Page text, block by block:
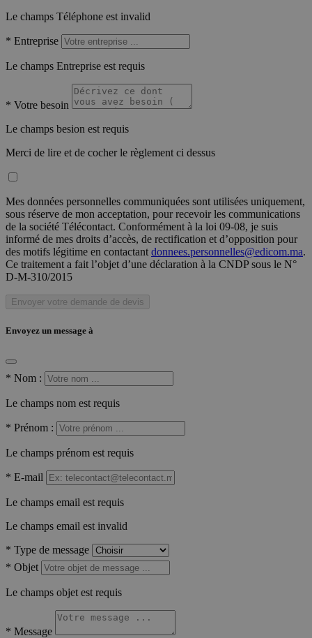
Le champs Téléphone est invalid
* Entreprise
Le champs Entreprise est requis
* Votre besoin
Le champs besion est requis
Merci de lire et de cocher le règlement ci dessus
Mes données personnelles communiquées sont utilisées uniquement,
sous réserve de mon acceptation, pour recevoir les communications
de la société Télécontact. Conformément à la loi 09-08, je suis
informé de mes droits d’accès, de rectification et d’opposition pour
des motifs légitime en contactant donnees.personnelles@edicom.ma.
Ce traitement a fait l’objet d’une déclaration à la CNDP sous le N°
D-M-310/2015
Envoyer votre demande de devis
Envoyez un message à
* Nom :
Le champs nom est requis
* Prénom :
Le champs prénom est requis
* E-mail
Le champs email est requis
Le champs email est invalid
* Type de message
* Objet
Le champs objet est requis
* Message